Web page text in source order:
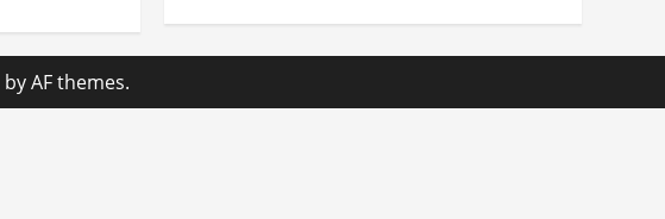
by AF themes.